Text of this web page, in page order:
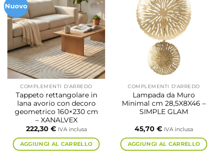
Nuovo
COMPLEMENTI D'ARREDO
Tappeto rettangolare in
lana avorio con decoro
geometrico 160×230 cm
– XANALVEX
222,30 € IVA inclusa
AGGIUNGI AL CARRELLO
COMPLEMENTI D'ARREDO
Lampada da Muro
Minimal cm 28,5X8X46 –
SIMPLE GLAM
45,70 € IVA inclusa
AGGIUNGI AL CARRELLO